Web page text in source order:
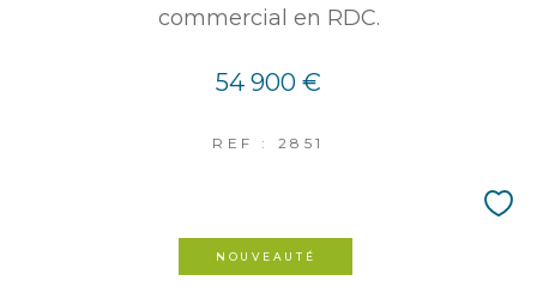
commercial en RDC.
54 900 €
REF : 2851
NOUVEAUTÉ